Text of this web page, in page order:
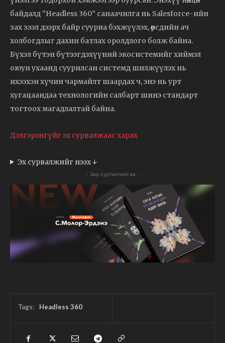
байдалд “Headless 360” санаачилга нь Salesforce-ийн
зах зээл дээрх байр сууриа бэхжүүлэх, өөрсдийн ач
холбогдлыг дахин батлах оролдлого болж байна.
Бүхэл бүтэн бүтээгдэхүүний экосистемийг хиймэл
оюун ухаанд суурилсан системд шилжүүлэх нь
ихээхэн хүчин чармайлт шаардах ч, энэ нь урт
хугацаандаа технологийн салбарт шинэ стандарт
тогтоох магадлалтай байна.
Дэлгэрэнгүйг эх сурвалжаас харах
Эх сурвалжийг нээх ↓
- Зар сурталчилгаа -
Tags: Headless 360